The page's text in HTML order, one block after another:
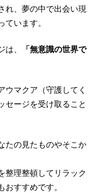
れ、夢の中で出会い現
ています。
は、
「無意識の世界で
ウマクア（守護してく
セージを受け取ること
たの見たものやそこか
整理整頓してリラック
おすすめです。